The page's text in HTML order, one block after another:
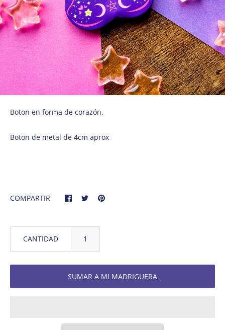
Boton en forma de corazón.
Boton de metal de 4cm aprox
COMPARTIR
CANTIDAD
SUMAR A MI MADRIGUERA